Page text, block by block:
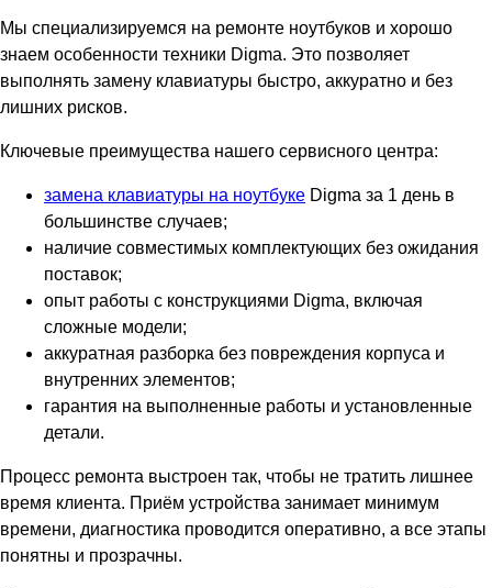
Мы специализируемся на ремонте ноутбуков и хорошо
знаем особенности техники Digma. Это позволяет
выполнять замену клавиатуры быстро, аккуратно и без
лишних рисков.
Ключевые преимущества нашего сервисного центра:
замена клавиатуры на ноутбуке Digma за 1 день в
большинстве случаев;
наличие совместимых комплектующих без ожидания
поставок;
опыт работы с конструкциями Digma, включая
сложные модели;
аккуратная разборка без повреждения корпуса и
внутренних элементов;
гарантия на выполненные работы и установленные
детали.
Процесс ремонта выстроен так, чтобы не тратить лишнее
время клиента. Приём устройства занимает минимум
времени, диагностика проводится оперативно, а все этапы
понятны и прозрачны.